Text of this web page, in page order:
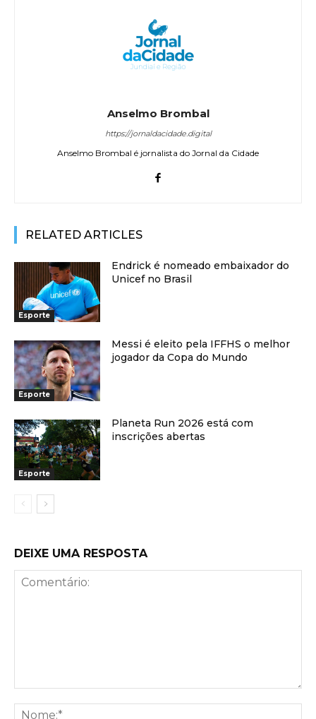
Anselmo Brombal
https://jornaldacidade.digital
Anselmo Brombal é jornalista do Jornal da Cidade
RELATED ARTICLES
Esporte
Endrick é nomeado embaixador do
Unicef no Brasil
Esporte
Messi é eleito pela IFFHS o melhor
jogador da Copa do Mundo
Esporte
Planeta Run 2026 está com
inscrições abertas
DEIXE UMA RESPOSTA